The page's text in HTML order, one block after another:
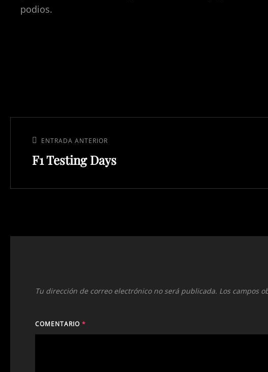
podios.
entradas
Entrada
anterior:
ENTRADA ANTERIOR
F1 Testing Days
Tu dirección de correo electrónico no será publicada. Los campos
COMENTARIO *